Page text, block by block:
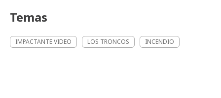
Temas
IMPACTANTE VIDEO LOS TRONCOS INCENDIO